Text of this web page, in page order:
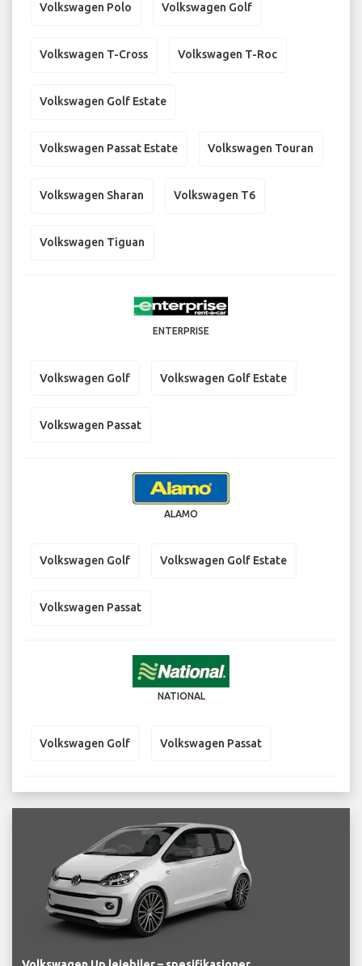
Volkswagen Polo Volkswagen Golf
Volkswagen T-Cross Volkswagen T-Roc
Volkswagen Golf Estate
Volkswagen Passat Estate Volkswagen Touran
Volkswagen Sharan Volkswagen T6
Volkswagen Tiguan
ENTERPRISE
Volkswagen Golf Volkswagen Golf Estate
Volkswagen Passat
ALAMO
Volkswagen Golf Volkswagen Golf Estate
Volkswagen Passat
NATIONAL
Volkswagen Golf Volkswagen Passat